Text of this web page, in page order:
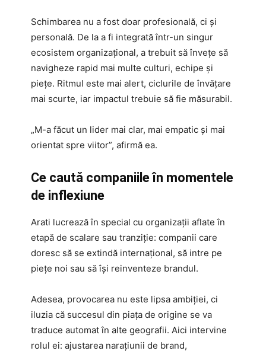
Schimbarea nu a fost doar profesională, ci și
personală. De la a fi integrată într-un singur
ecosistem organizațional, a trebuit să învețe să
navigheze rapid mai multe culturi, echipe și
piețe. Ritmul este mai alert, ciclurile de învățare
mai scurte, iar impactul trebuie să fie măsurabil.
„M-a făcut un lider mai clar, mai empatic și mai
orientat spre viitor”, afirmă ea.
Ce caută companiile în momentele
de inflexiune
Arati lucrează în special cu organizații aflate în
etapă de scalare sau tranziție: companii care
doresc să se extindă internațional, să intre pe
piețe noi sau să își reinventeze brandul.
Adesea, provocarea nu este lipsa ambiției, ci
iluzia că succesul din piața de origine se va
traduce automat în alte geografii. Aici intervine
rolul ei: ajustarea narațiunii de brand,